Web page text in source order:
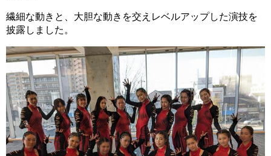
繊細な動きと、大胆な動きを交えレベルアップした演技を
披露しました。